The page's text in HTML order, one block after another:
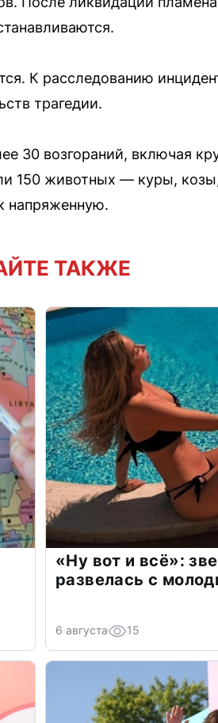
К расследованию
трагедии.
30 возгораний, включая
150 животных — куры,
напряженную.
ТАКЖЕ
«Ну вот и всё»:
развелась с
6 августа 15